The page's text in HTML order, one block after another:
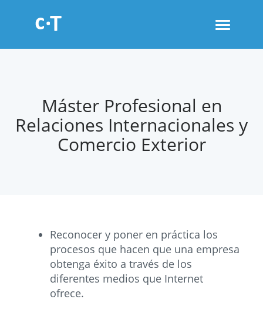
Toggle
Máster Profesional en
Relaciones Internacionales y
Comercio Exterior
Reconocer y poner en práctica los
procesos que hacen que una empresa
obtenga éxito a través de los
diferentes medios que Internet
ofrece.